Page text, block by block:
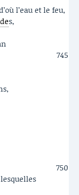
l’eau et le feu,
s,
745
750